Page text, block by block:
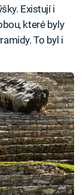
Existují i
které byly
To byl i